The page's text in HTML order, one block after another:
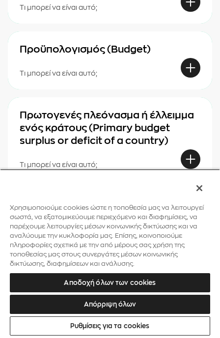
Τι μπορεί να είναι αυτό;
Προϋπολογισμός (Budget)
Τι μπορεί να είναι αυτό;
Πρωτογενές πλεόνασμα ή έλλειμμα
ενός κράτους (Primary budget
surplus or deficit of a country)
Τι μπορεί να είναι αυτό;
Ρευστότητα της επένδυσης (Liquidity
of investment)
Τι μπορεί να είναι αυτό;
Ρομποτική (Robotics)
Τι μπορεί να είναι αυτό;
Χρησιμοποιούμε cookies ώστε η τοποθεσία μας να λειτουργεί
σωστά, να εξατομικεύουμε περιεχόμενο και διαφημίσεις, να
παρέχουμε λειτουργίες μέσων κοινωνικής δικτύωσης και να
αναλύουμε την κυκλοφορία μας. Επίσης, κοινοποιούμε
πληροφορίες σχετικά με την από μέρους σας χρήση της
τοποθεσίας μας στους συνεργάτες μέσων κοινωνικής
δικτύωσης, διαφημίσεων και ανάλυσης.
Αποδοχή όλων των cookies
Απόρριψη όλων
Ρυθμίσεις για τα cookies